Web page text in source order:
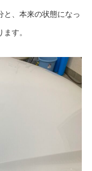
と、本来の状態になっ
す。